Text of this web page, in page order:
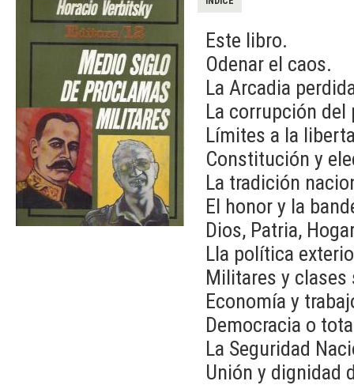
Este libro.
Odenar el caos.
La Arcadia
La corrupción
Límites a la
Constitución y
La tradición
El honor y la
Dios, Patria,
Lla política
Militares y clases
Economía y
Democracia o
La Seguridad
Unión y dignidad